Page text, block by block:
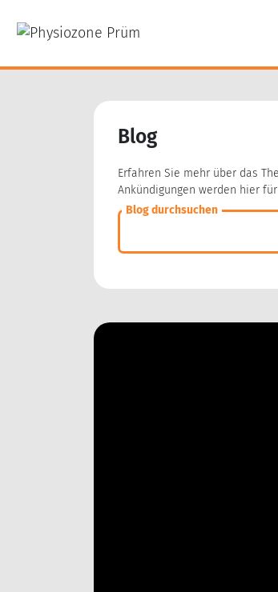
Blog
Erfahren Sie mehr über das
Ankündigungen werden hier
Blog durchsuchen